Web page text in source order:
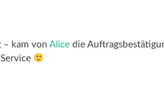
– kam von Alice die